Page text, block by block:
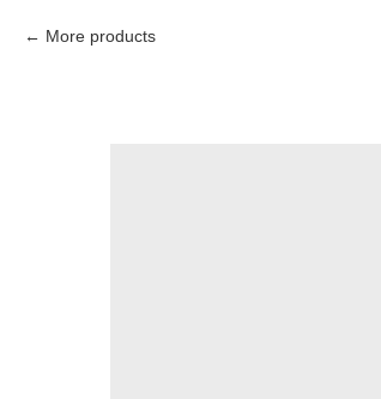
More products